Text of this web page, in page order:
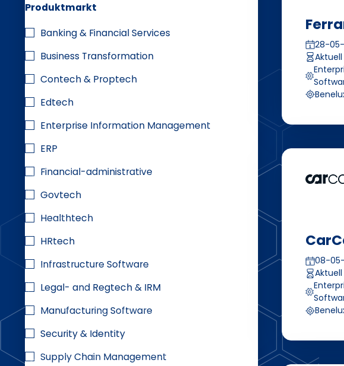
Produktmarkt
Banking & Financial Services
Business Transformation
Contech & Proptech
Edtech
Enterprise Information Management
ERP
Financial-administrative
Govtech
Healthtech
HRtech
Infrastructure Software
Legal- and Regtech & IRM
Manufacturing Software
Security & Identity
Supply Chain Management
28-
Aktuell
08-
Aktuell